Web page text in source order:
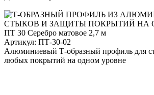
Артикул: ПТ-30-02
Алюминиевый Т-образный профиль для
любых покрытий на одном уровне